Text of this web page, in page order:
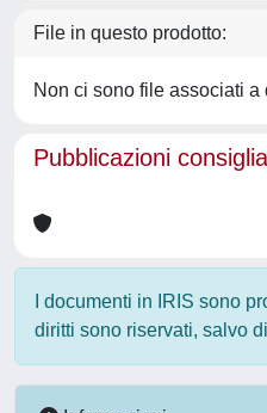
File in questo prodotto:
Non ci sono file associati a
Pubblicazioni
I documenti in IRIS sono
diritti sono riservati, salvo